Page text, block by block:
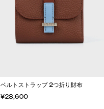
ベルトストラップ 2つ折り財布
¥28,600